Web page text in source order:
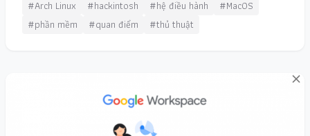
#Arch Linux
#hackintosh #hệ điều hành
#MacOS
#phần mềm
#quan điểm #thủ thuật